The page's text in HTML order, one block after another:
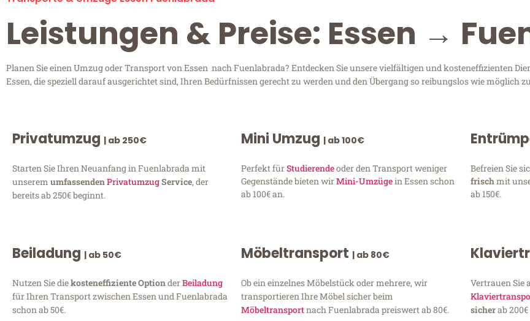
Leistungen & Preise: Essen →
Planen Sie einen Umzug oder Transport von Essen nach Fuenlabrada? Entdecken Sie unsere vielfältigen und kosteneffizienten
Essen, die speziell darauf ausgerichtet sind, Ihren Bedürfnissen gerecht zu werden und den Übergang so reibungslos wie möglich
Privatumzug | ab 250€
Starten Sie Ihren Neuanfang in Fuenlabrada mit
unserem umfassendenPrivatumzugService, der
bereits ab 250€ beginnt.
Mini Umzug | ab 100€
Perfekt fürStudierendeoder den Transport weniger
Gegenstände bieten wirMini-Umzügein Essen schon
ab 100€ an.
Befreien Sie
frischmit
ab 150€.
Beiladung | ab 50€
Nutzen Sie diekosteneffiziente OptionderBeiladung
für Ihren Transport zwischen Essen und Fuenlabrada
schon ab 50€.
Möbeltransport | ab 80€
Ob ein einzelnes Möbelstück oder mehrere, wir
transportieren Ihre Möbel sicher beim
Möbeltransportnach Fuenlabrada preiswert ab 80€.
Vertrauen Sie
sicherab